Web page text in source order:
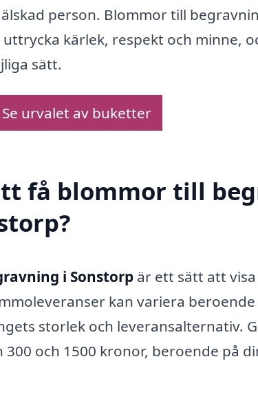
person. Blommor till
kärlek, respekt och minne,
sätt.
Se urvalet av buketter
få blommor till
i Sonstorp är ett sätt att
kan variera
storlek och leveransalternativ.
och 1500 kronor, beroende på